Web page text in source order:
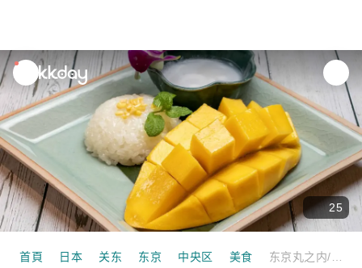
unread
notifications
25
首頁 日本 关东 东京 中央区 美食